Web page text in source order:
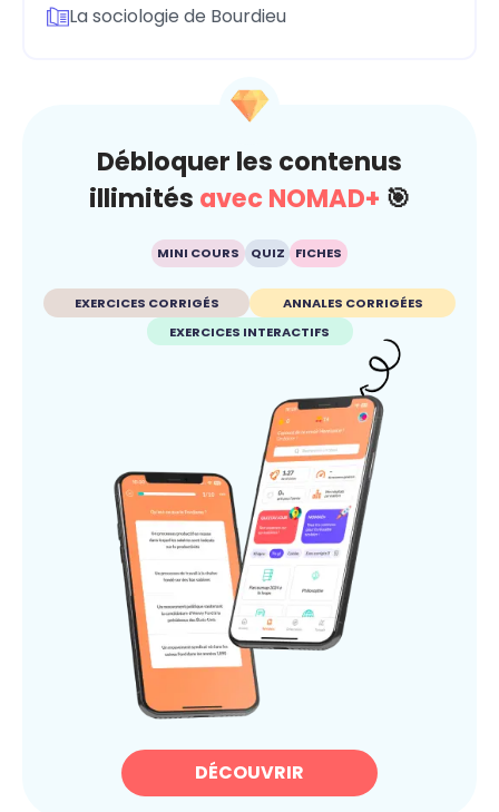
La sociologie de Bourdieu
Débloquer les contenus
illimités avec NOMAD+ 🎯
MINI COURS QUIZ FICHES
EXERCICES CORRIGÉS
ANNALES CORRIGÉES
EXERCICES INTERACTIFS
DÉCOUVRIR